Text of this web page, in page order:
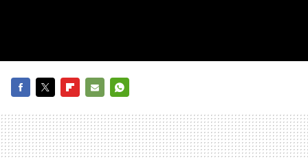
MAIL